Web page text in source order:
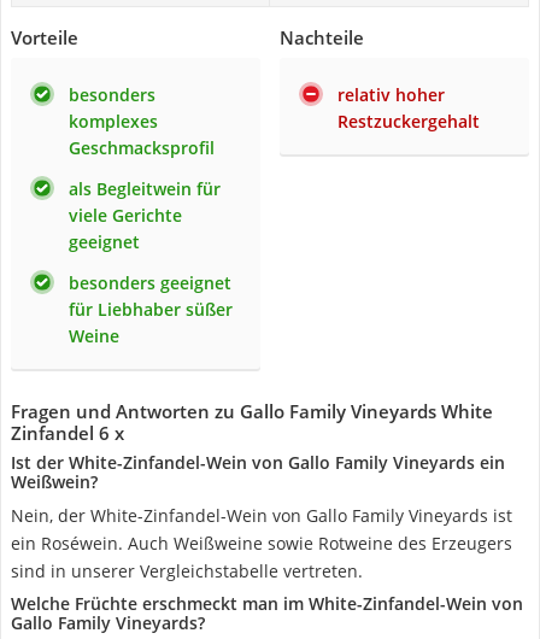
Vorteile
besonders
komplexes
Geschmacksprofil
als Begleitwein für
viele Gerichte
geeignet
besonders geeignet
für Liebhaber süßer
Weine
Nachteile
relativ hoher
Restzuckergehalt
Fragen und Antworten zu Gallo Family Vineyards White
Zinfandel 6 x
Ist der White-Zinfandel-Wein von Gallo Family Vineyards ein
Weißwein?
Nein, der White-Zinfandel-Wein von Gallo Family Vineyards ist
ein Roséwein. Auch Weißweine sowie Rotweine des Erzeugers
sind in unserer Vergleichstabelle vertreten.
Welche Früchte erschmeckt man im White-Zinfandel-Wein von
Gallo Family Vineyards?